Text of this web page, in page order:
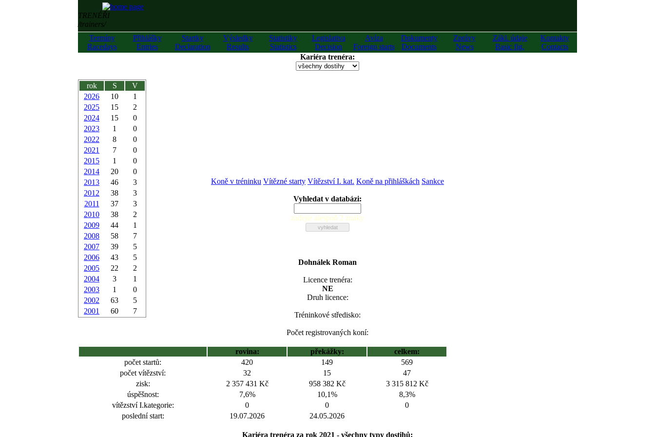
TRENÉŘI
/trainers/
Termíny
Racedays
Přihlášky
Entries
Startky
Declaration
Výsledky
Results
Statistiky
Statistics
Legislativa
Decision
Avíza
Foreign starts
Dokumenty
Documents
Zprávy
News
Zákl. údaje
Basic fig.
Kontakty
Contacts
Kariéra trenéra:
rok S
V
2026
10
1
2025
15
2
2024
15
0
2023
1
0
2022
8
0
2021
7
0
2015
1
0
2014
20
0
2013
46
3
2012
38
3
2011
37
3
2010
38
2
2009
44
1
2008
58
7
2007
39
5
2006
43
5
2005
22
2
2004
3
1
2003
1
0
2002
63
5
2001
60 7
Koně v tréninku Vítězné starty Vítězství I. kat. Koně na přihláškách Sankce
Vyhledat v databázi:
zadejte alespoň 2 znaky
Dohnálek Roman
Licence trenéra:
NE
Druh licence:
Tréninkové středisko:
Počet registrovaných koní:
rovina: překážky:
celkem:
počet startů:
420 149
569
počet vítězství:
32 15
47
zisk:
2 357 431 Kč 958 382 Kč
3 315 812 Kč
úspěšnost:
7,6% 10,1%
8,3%
vítězství I.kategorie:
0 0
0
poslední start:
19.07.2026 24.05.2026
Kariéra trenéra za rok 2021 - všechny typy dostihů: